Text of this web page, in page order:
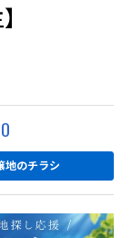
地のチラシ